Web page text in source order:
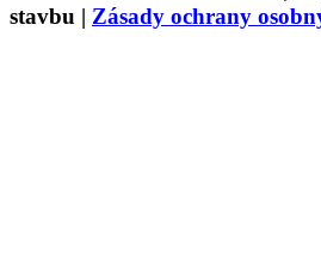
stavbu | Zásady ochrany